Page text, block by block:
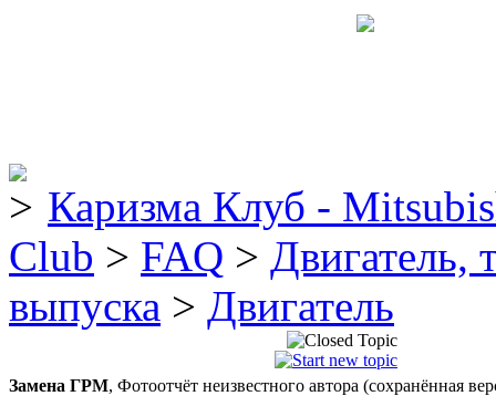
Каризма Клуб -
Club > FAQ > Двигатель,
выпуска > Двигатель
Замена ГРМ, Фотоотчёт неизвестного автора (сохранённая